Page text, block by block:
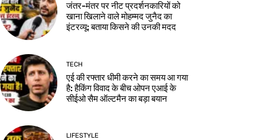
जंतर-मंतर पर नीट प्रदर्शनकारियों को
खाना खिलाने वाले मोहम्मद जुनैद का
इंटरव्यू: बताया किसने की उनकी मदद
TECH
एई की रफ्तार धीमी करने का समय आ गया
है: हैकिंग विवाद के बीच ओपन एआई के
सीईओ सैम ऑल्टमैन का बड़ा बयान
LIFESTYLE